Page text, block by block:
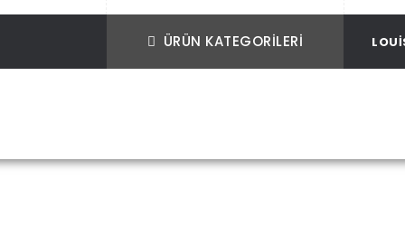
Bags, Kadın Çanta Modelleri
ÜRÜN KATEGORILERI